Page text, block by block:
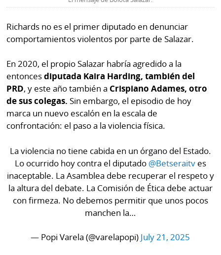
Richards no es el primer diputado en denunciar
comportamientos violentos por parte de Salazar.
En 2020, el propio Salazar habría agredido a la
entoncesdiputada Kaira Harding, también del
PRD, y este año también a Crispiano Adames, otro
de sus colegas. Sin embargo, el episodio de hoy
marca un nuevo escalón en la escala de
confrontación: el paso a la violencia física.
La violencia no tiene cabida en un órgano del Estado.
Lo ocurrido hoy contra el diputado @Betseraitves
inaceptable. La Asamblea debe recuperar el respeto y
la altura del debate. La Comisión de Ética debe actuar
con firmeza. No debemos permitir que unos pocos
manchen la…
— Popi Varela (@varelapopi) July 21, 2025